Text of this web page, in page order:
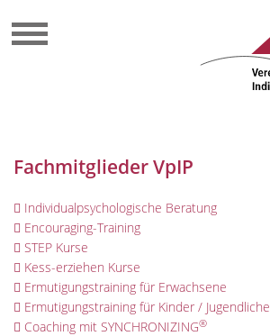
Fachmitglieder VpIP
Individualpsychologische Beratung
Encouraging-Training
STEP Kurse
Kess-erziehen Kurse
Ermutigungstraining für Erwachsene
Ermutigungstraining für Kinder / Jugendliche
Coaching mit SYNCHRONIZING®